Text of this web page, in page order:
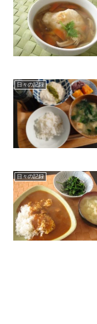
日々の記録
日々の記録